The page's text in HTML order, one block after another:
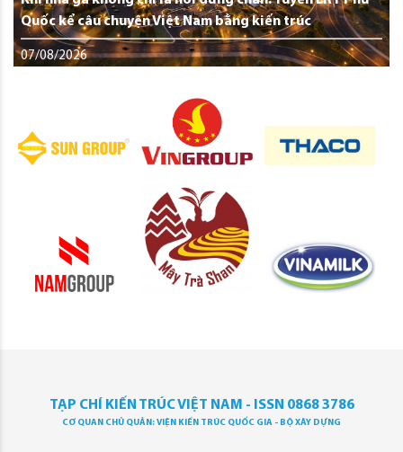
Quốc kể câu chuyện Việt Nam bằng kiến trúc
07/08/2026
TẠP CHÍ KIẾN TRÚC VIỆT NAM - ISSN 0868 3786
CƠ QUAN CHỦ QUẢN: VIỆN KIẾN TRÚC QUỐC GIA - BỘ XÂY DỰNG